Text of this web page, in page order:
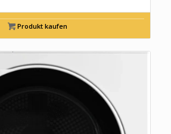
Produkt kaufen